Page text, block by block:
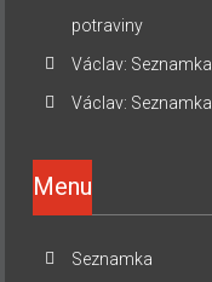
potraviny
Václav: Seznamka
Václav: Seznamka
Menu
Seznamka